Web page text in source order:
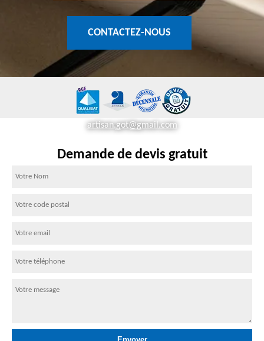
CONTACTEZ-NOUS
artisan.got@gmail.com
Demande de devis gratuit